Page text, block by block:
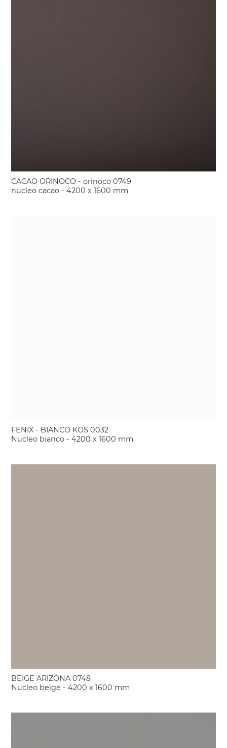
CACAO ORINOCO - orinoco 0749
nucleo cacao - 4200 x 1600 mm
FENIX - BIANCO KOS 0032
Nucleo bianco - 4200 x 1600 mm
BEIGE ARIZONA 0748
Nucleo beige - 4200 x 1600 mm